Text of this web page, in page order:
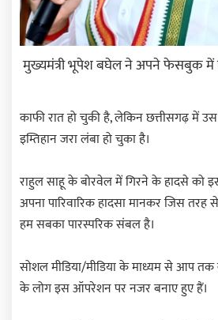
मुख्यमंत्री भूपेश बघेल ने अपने फेसबुक में
काफी रात हो चुकी है, लेकिन छत्तीसगढ़ में
इम्तिहान जरा लंबा हो चुका है।
राहुल साहू के बोरवेल में गिरने के हादसे को
अपना पारिवारिक हादसा मानकर जिस तरह से
हम सबका पारस्परिक संबल है।
सोशल मीडिया/मीडिया के माध्यम से आप
के लोग इस ऑपरेशन पर नजर बनाए हुए हैं।